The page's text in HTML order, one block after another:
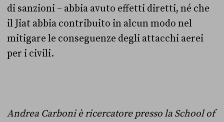
di sanzioni – abbia avuto effetti diretti, né che
il Jiat abbia contribuito in alcun modo nel
mitigare le conseguenze degli attacchi aerei
per i civili.
Andrea Carboni è ricercatore presso la School of